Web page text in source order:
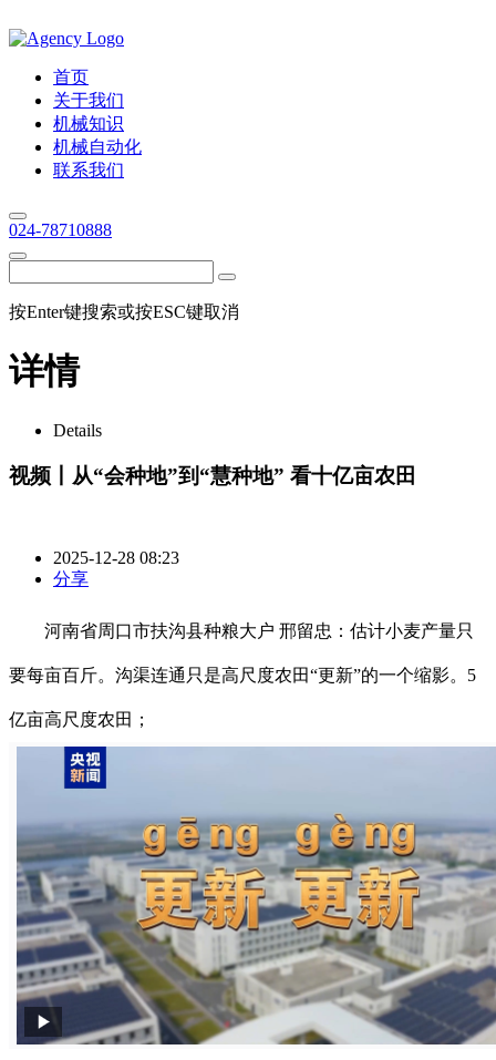
首页
关于我们
机械知识
机械自动化
联系我们
024-78710888
按Enter键搜索或按ESC键取消
详情
Details
视频丨从“会种地”到“慧种地” 看十亿亩农田
2025-12-28 08:23
分享
河南省周口市扶沟县种粮大户 邢留忠：估计小麦产量只
要每亩百斤。沟渠连通只是高尺度农田“更新”的一个缩影。5
亿亩高尺度农田；